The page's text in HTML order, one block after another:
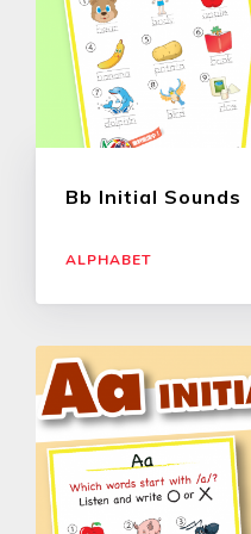
Bb Initial Sounds
ALPHABET